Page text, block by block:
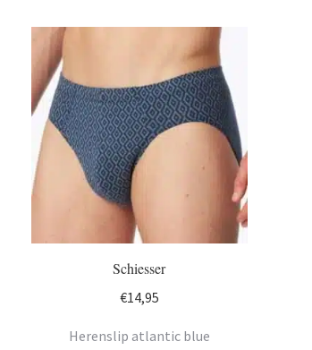
Schiesser
€14,95
Herenslip atlantic blue